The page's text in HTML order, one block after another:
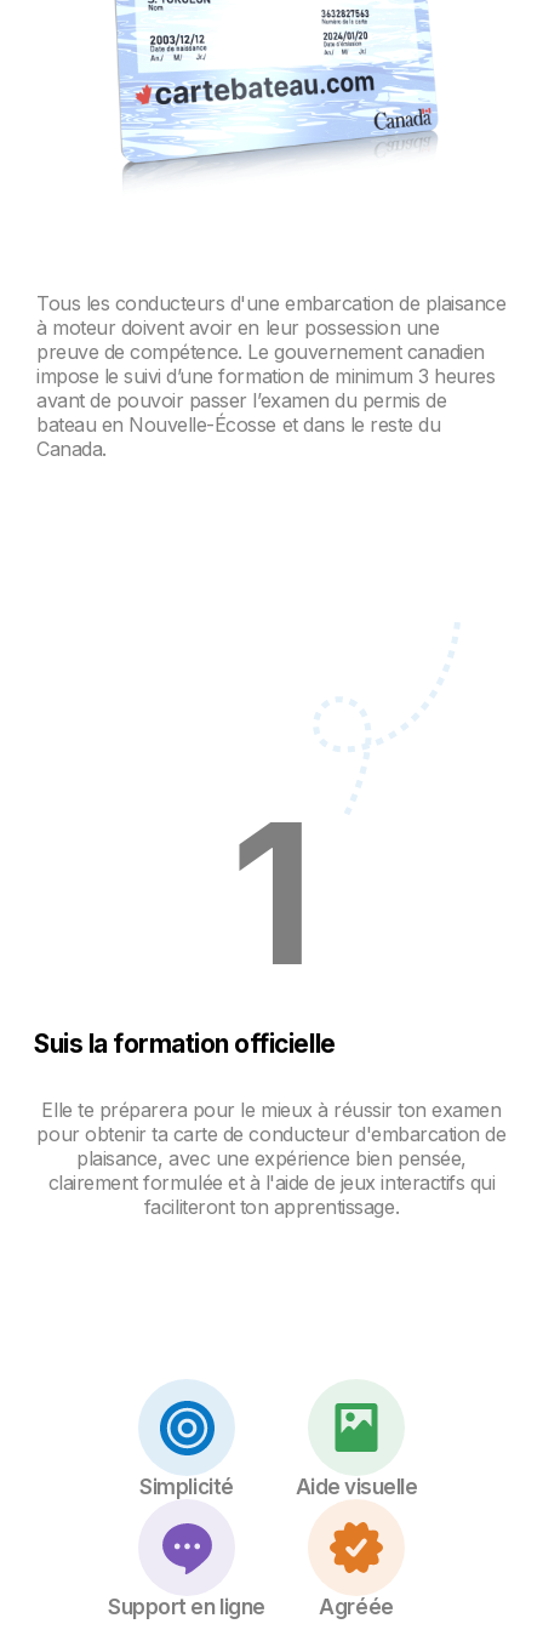
Tous les conducteurs d'une embarcation de plaisance
à moteur doivent avoir en leur possession une
preuve de compétence. Le gouvernement canadien
impose le suivi d’une formation de minimum 3 heures
avant de pouvoir passer l’examen du permis de
bateau en Nouvelle-Écosse et dans le reste du
Canada.
1
Suis la formation officielle
Elle te préparera pour le mieux à réussir ton examen
pour obtenir ta carte de conducteur d'embarcation de
plaisance, avec une expérience bien pensée,
clairement formulée et à l'aide de jeux interactifs qui
faciliteront ton apprentissage.
Simplicité Aide visuelle
Support en ligne Agréée